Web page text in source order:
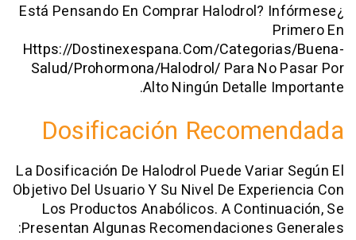
¿Está Pensando En Comprar Halodrol?
Https://dostinexespana.com/
Salud/prohormona/halodrol/Para No
Alto Ningún Detalle
Dosificación
La Dosificación De Halodrol Puede
Objetivo Del Usuario Y Su Nivel De
Los Productos Anabólicos. A
Presentan Algunas Recomendaciones